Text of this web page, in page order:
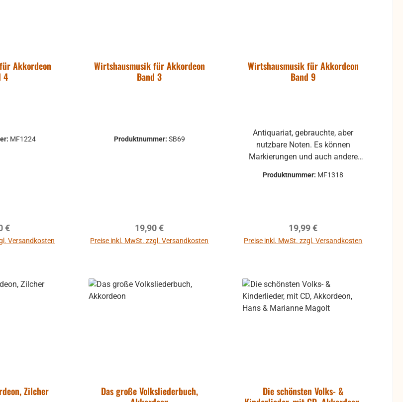
Akkordeon
4
MF1224
Preis:
€
Versandkosten
Wirtshausmusik für Akkordeon
Band 3
Produktnummer: SB69
Regulärer Preis:
19,90 €
Preise inkl. MwSt. zzgl. Versandkosten
Wirtshausmusik für Akkordeon
Band 9
Antiquariat, gebrauchte, aber
nutzbare Noten. Es können
Markierungen und auch andere
Produktnummer: MF1318
Regulärer Preis:
19,99 €
Preise inkl. MwSt. zzgl. Versandkosten
Zilcher
Das große Volksliederbuch,
Die schönsten Volks- &